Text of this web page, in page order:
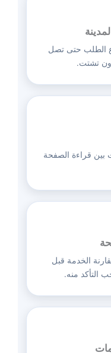
الطلب حتى تصل
تشتت.
بين قراءة الصفحة
الخدمة قبل
التأكد منه.